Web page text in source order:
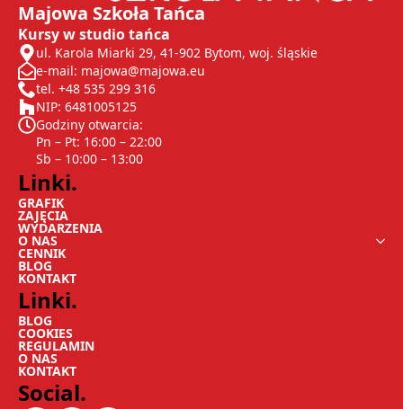
Majowa Szkoła Tańca
Kursy w studio tańca
ul. Karola Miarki 29, 41-902 Bytom, woj. śląskie
e-mail: majowa@majowa.eu
tel. +48 535 299 316
NIP: 6481005125
Godziny otwarcia:
Pn – Pt: 16:00 – 22:00
Sb – 10:00 – 13:00
Linki.
GRAFIK
ZAJĘCIA
WYDARZENIA
O NAS
CENNIK
BLOG
KONTAKT
Linki.
BLOG
COOKIES
REGULAMIN
O NAS
KONTAKT
Social.